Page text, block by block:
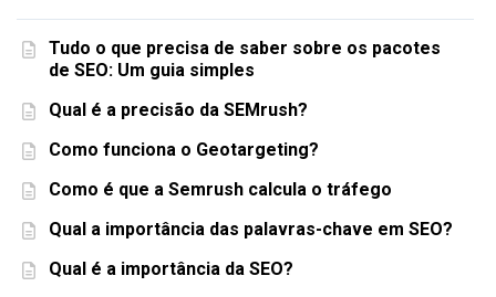
Tudo o que precisa de saber sobre os pacotes
de SEO: Um guia simples
Qual é a precisão da SEMrush?
Como funciona o Geotargeting?
Como é que a Semrush calcula o tráfego
Qual a importância das palavras-chave em SEO?
Qual é a importância da SEO?